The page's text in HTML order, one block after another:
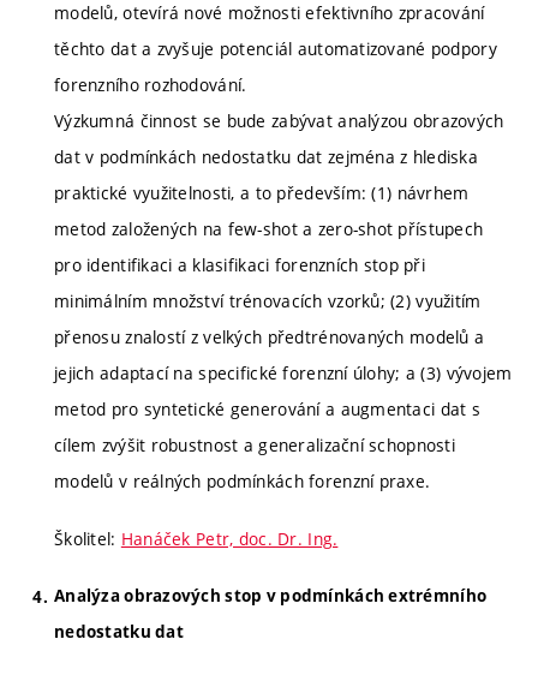
modelů, otevírá nové možnosti efektivního zpracování
těchto dat a zvyšuje potenciál automatizované podpory
forenzního rozhodování.
Výzkumná činnost se bude zabývat analýzou obrazových
dat v podmínkách nedostatku dat zejména z hlediska
praktické využitelnosti, a to především: (1) návrhem
metod založených na few-shot a zero-shot přístupech
pro identifikaci a klasifikaci forenzních stop při
minimálním množství trénovacích vzorků; (2) využitím
přenosu znalostí z velkých předtrénovaných modelů a
jejich adaptací na specifické forenzní úlohy; a (3) vývojem
metod pro syntetické generování a augmentaci dat s
cílem zvýšit robustnost a generalizační schopnosti
modelů v reálných podmínkách forenzní praxe.
Školitel: Hanáček Petr, doc. Dr. Ing.
Analýza obrazových stop v podmínkách extrémního
nedostatku dat